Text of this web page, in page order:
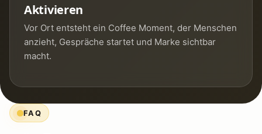
Aktivieren
Vor Ort entsteht ein Coffee Moment, der Menschen
anzieht, Gespräche startet und Marke sichtbar
macht.
FAQ